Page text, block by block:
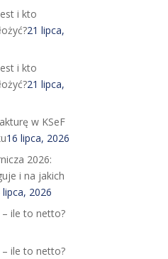
i kto
21 lipca,
i kto
21 lipca,
w KSeF
16 lipca, 2026
2026:
i na jakich
lipca, 2026
– ile to netto?
ile to netto?